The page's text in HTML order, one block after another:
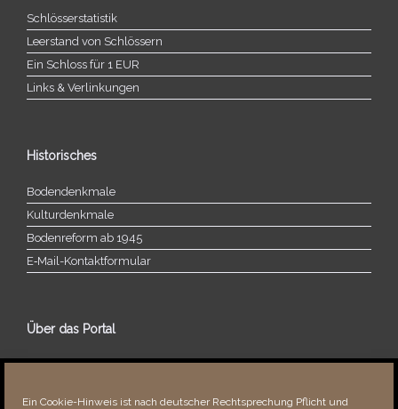
Ein Cookie-Hinweis ist nach deutscher Rechtsprechung Pflicht und
Schlösserstatistik
Leerstand von Schlössern
Ein Schloss für 1 EUR
Links & Verlinkungen
Historisches
Bodendenkmale
Kulturdenkmale
Bodenreform ab 1945
E‑Mail-​​Kontaktformular
Über das Portal
Über dieses Portal